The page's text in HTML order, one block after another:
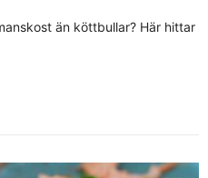
än köttbullar? Här hittar